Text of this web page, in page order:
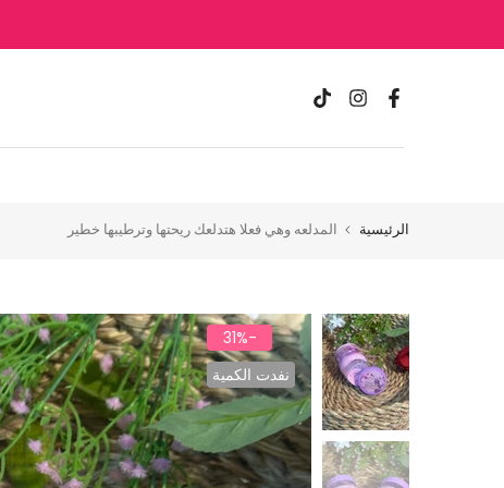
إلى
الرئيسية المدلعه وهي فعلا هتدلعك ريحتها وترطيبها خطير
-31%
نفدت الكمية